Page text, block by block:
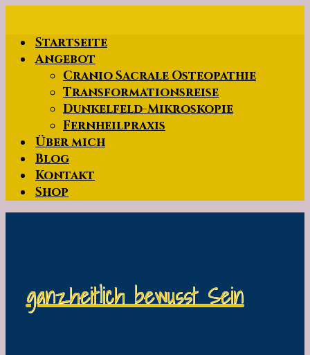
Hauptinhalt
springen
Startseite
Angebot
Cranio Sacrale Osteopathie
Transformationsreise
Dunkelfeld-Mikroskopie
Fernheilpraxis
Über mich
Blog
Kontakt
Shop
ganzheitlich bewusst Sein